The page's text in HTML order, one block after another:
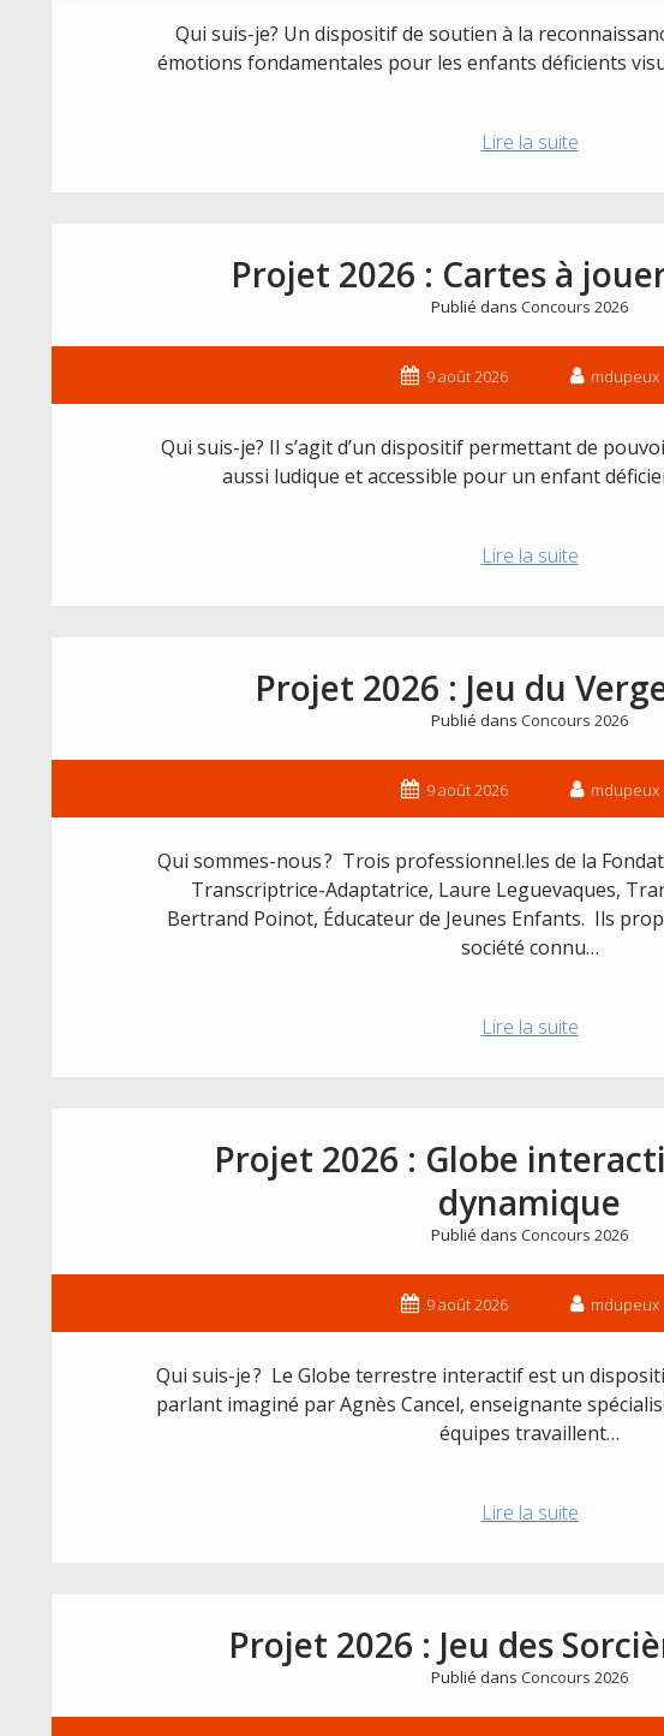
Qui suis-je? Un dispositif de soutien à la
émotions fondamentales pour les enfants déficients
Lire la suiteProjet
sur
les
Emotions
Projet 2026 : Cartes à
Publié dans Concours 2026
9 août 2026 mdupeux
Qui suis-je? Il s’agit d’un dispositif permettant de
aussi ludique et accessible pour un enfant
Lire la suiteProjet
à
jouer
parlantes
Projet 2026 : Jeu du
Publié dans Concours 2026
9 août 2026 mdupeux
Qui sommes-nous ? Trois professionnel.les de la
Transcriptrice-Adaptatrice, Laure Leguevaques,
Bertrand Poinot, Éducateur de Jeunes Enfants. Ils
société connu…
Lire la suiteProjet
Verger
adapté
Projet 2026 : Globe
dynamique
Publié dans Concours 2026
9 août 2026 mdupeux
Qui suis-je ? Le Globe terrestre interactif est un
parlant imaginé par Agnès Cancel, enseignante
équipes travaillent…
Lire la suiteProjet
interactif
et
son
jeu
Projet 2026 : Jeu des
Publié dans Concours 2026